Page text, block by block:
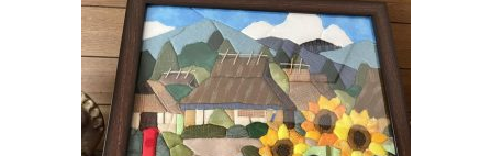
法人の方へ
コーポレートサイト
実店舗案内